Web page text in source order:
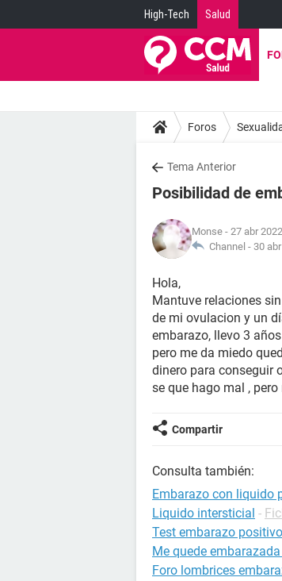
High-Tech Salud
Foros
Tema Anterior
Posibilidad de
Monse - 27 abr
Channel - 30
Hola,
Mantuve relaciones
de mi ovulacion y un
embarazo, llevo 3
pero me da miedo
dinero para conseguir
se que hago mal ,
Compartir
Consulta también:
Embarazo con liquido
Liquido intersticial -
Test embarazo
Me quede
Foro lombrices